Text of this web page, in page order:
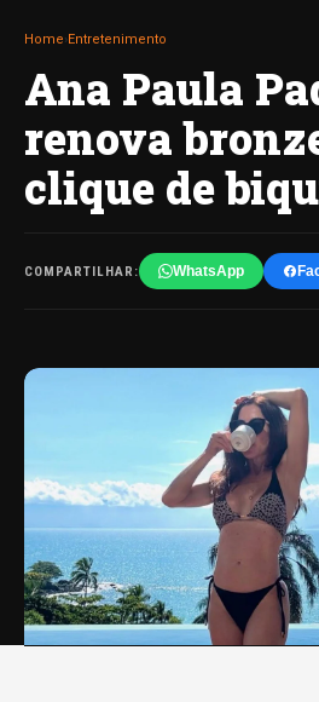
Home Entretenimento
Ana Paula
renova
clique de
COMPARTILHAR: WhatsApp